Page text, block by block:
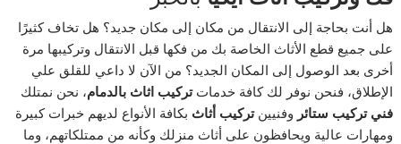
هل أنت بحاجة إلى الانتقال من مكان إلى مكان جديد؟ هل تخاف كثيرًا
على جميع قطع الأثاث الخاصة بك من فكها قبل الانتقال وتركيبها مرة
أخرى بعد الوصول إلى المكان الجديد؟ من الآن لا داعي للقلق علي
الإطلاق، فنحن نوفر لك كافة خدماتتركيب اثاث بالدمام، نحن نمتلك
فني تركيب ستائر وفنيينتركيب أثاث بكافة الأنواع لديهم خبرات كبيرة
ومهارات عالية ويحافظون على أثاث منزلك وكأنه من ممتلكاتهم، وما